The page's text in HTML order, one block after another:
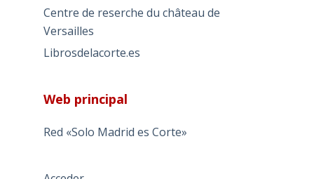
Centre de reserche du château de
Versailles
Librosdelacorte.es
Web principal
Red «Solo Madrid es Corte»